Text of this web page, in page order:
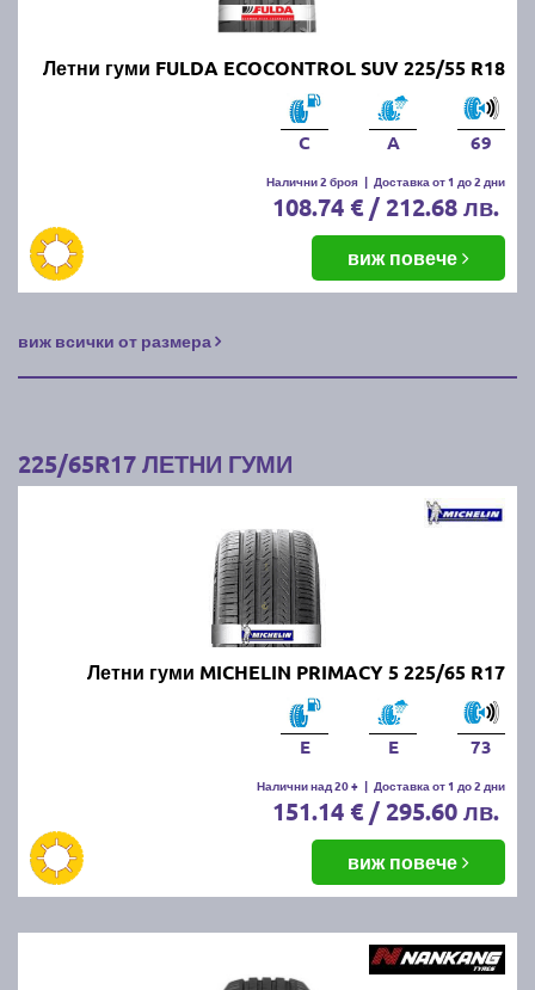
Летни гуми FULDA ECOCONTROL SUV 225/55 R18
C A 69
Налични 2 броя | Доставка от 1 до 2 дни
108.74 € / 212.68 лв.
виж повече
виж всички от размера
225/65R17 ЛЕТНИ ГУМИ
Летни гуми MICHELIN PRIMACY 5 225/65 R17
E E 73
Налични над 20 + | Доставка от 1 до 2 дни
151.14 € / 295.60 лв.
виж повече